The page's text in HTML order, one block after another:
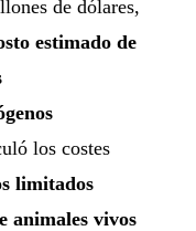
de dólares,
estimado de
los costes
limitados
animales vivos